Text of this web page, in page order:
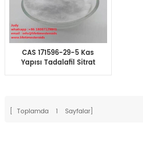
CAS 171596-29-5 Kas
Yapısı Tadalafil Sitrat
Cialis Tozu Steroid
[ Toplamda 1 Sayfalar]